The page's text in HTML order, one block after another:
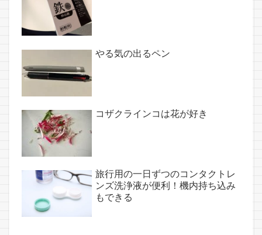
やる気の出るペン
コザクラインコは花が好き
旅行用の一日ずつのコンタクトレ
ンズ洗浄液が便利！機内持ち込み
もできる